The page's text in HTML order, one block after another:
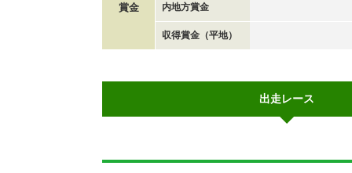
賞金 内地方賞金
収得賞金（平地）
出走レース